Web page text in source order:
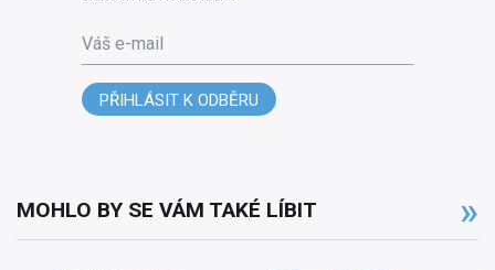
Váš e-mail
PŘIHLÁSIT K ODBĚRU
MOHLO BY SE VÁM TAKÉ LÍBIT